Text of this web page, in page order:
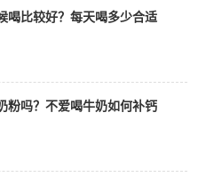
喝比较好？每天喝多少合适
粉吗？不爱喝牛奶如何补钙